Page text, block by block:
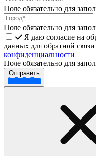
Поле обязательно для
Поле обязательно для
Я даю согласие на
данных для обратной связи
конфиденциальности
Поле обязательно для
Отправить